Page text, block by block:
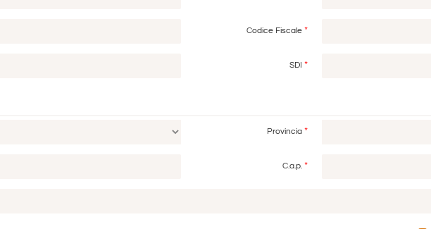
Codice Fiscale *
SDI *
Provincia *
C.a.p. *